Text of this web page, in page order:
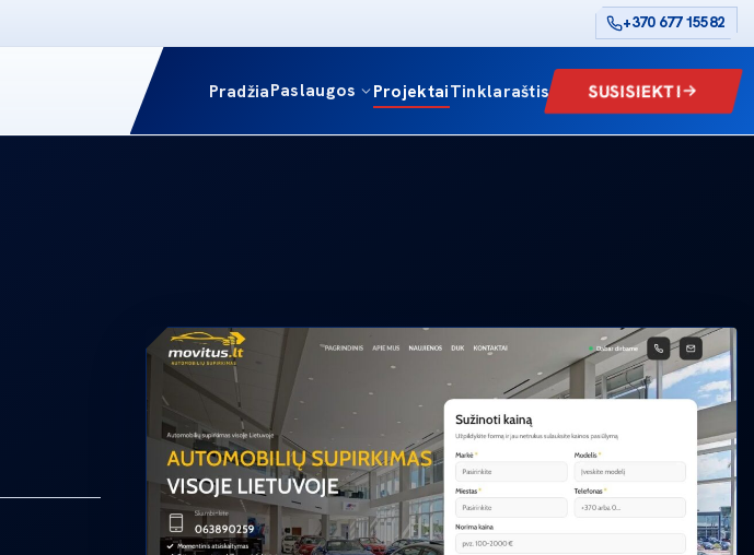
+370 677 15582
PradžiaPaslaugos ProjektaiTinklaraštis SUSISIEKTI